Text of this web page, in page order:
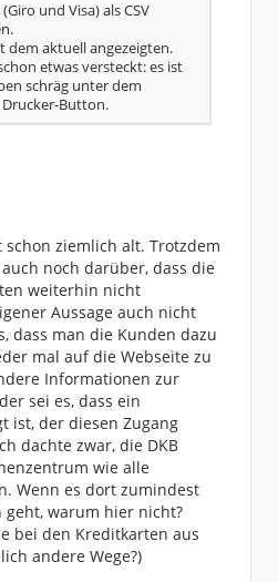
und Visa) als CSV
dem aktuell angezeigten.
etwas versteckt: es ist
schräg unter dem
Button.
ziemlich alt. Trotzdem
noch darüber, dass die
weiterhin nicht
Aussage auch nicht
dass man die Kunden dazu
mal auf die Webseite zu
Informationen zur
sei es, dass ein
ist, der diesen Zugang
dachte zwar, die DKB
wie alle
Wenn es dort zumindest
warum hier nicht?
bei den Kreditkarten aus
andere Wege?)